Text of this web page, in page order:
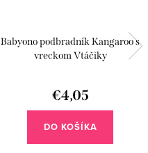
Babyono podbradník Kangaroo s
vreckom Vtáčiky
€4,05
DO KOŠÍKA